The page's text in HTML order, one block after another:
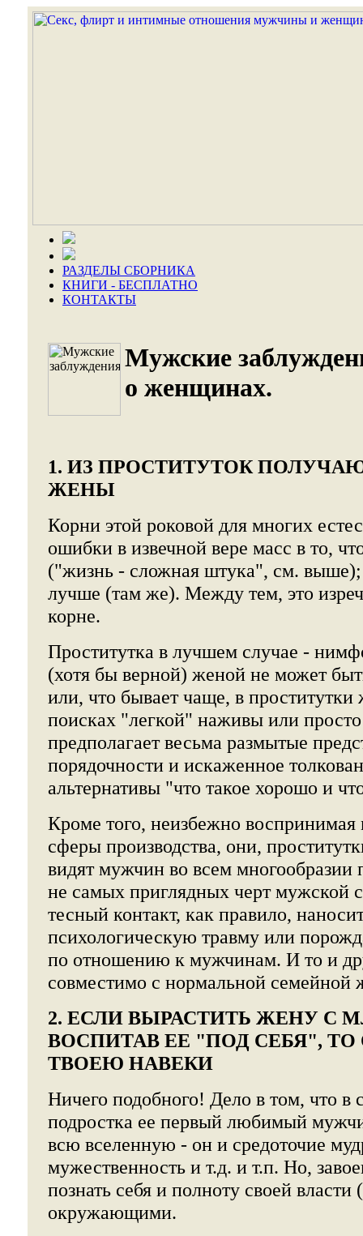
РАЗДЕЛЫ СБОРНИКА
КНИГИ - БЕСПЛАТНО
КОНТАКТЫ
Мужские
о женщинах.
1. ИЗ ПРОСТИТУТОК
ЖЕНЫ
Корни этой роковой для многих
ошибки в извечной вере масс в то,
("жизнь - сложная штука", см.
лучше (там же). Между тем, это
корне.
Проститутка в лучшем случае -
(хотя бы верной) женой не может
или, что бывает чаще, в
поисках "легкой" наживы или просто
предполагает весьма размытые
порядочности и искаженное
альтернативы "что такое хорошо и
Кроме того, неизбежно
сферы производства, они,
видят мужчин во всем многообразии
не самых приглядных черт мужской
тесный контакт, как правило,
психологическую травму или
по отношению к мужчинам. И то и
совместимо с нормальной семейной
2. ЕСЛИ ВЫРАСТИТЬ ЖЕНУ С
ВОСПИТАВ ЕЕ "ПОД СЕБЯ", ТО
ТВОЕЮ НАВЕКИ
Ничего подобного! Дело в том, что в
подростка ее первый любимый
всю вселенную - он и средоточие
мужественность и т.д. и т.п. Но,
познать себя и полноту своей
окружающими.